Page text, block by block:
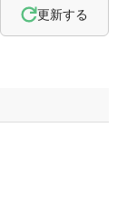
更新する